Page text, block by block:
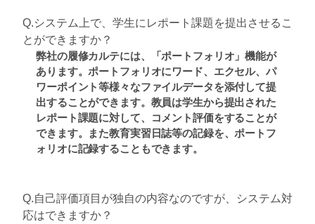
Q.システム上で、学生にレポート課題を提出させるこ
とができますか？
弊社の履修カルテには、「ポートフォリオ」機能が
あります。ポートフォリオにワード、エクセル、パ
ワーポイント等様々なファイルデータを添付して提
出することができます。教員は学生から提出された
レポート課題に対して、コメント評価をすることが
できます。また教育実習日誌等の記録を、ポートフ
ォリオに記録することもできます。
Q.自己評価項目が独自の内容なのですが、システム対
応はできますか？